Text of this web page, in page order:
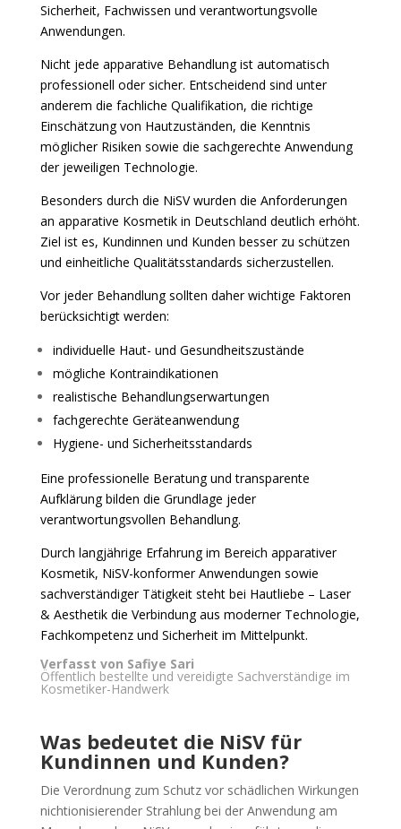
Sicherheit, Fachwissen und verantwortungsvolle
Anwendungen.
Nicht jede apparative Behandlung ist automatisch
professionell oder sicher. Entscheidend sind unter
anderem die fachliche Qualifikation, die richtige
Einschätzung von Hautzuständen, die Kenntnis
möglicher Risiken sowie die sachgerechte Anwendung
der jeweiligen Technologie.
Besonders durch die NiSV wurden die Anforderungen
an apparative Kosmetik in Deutschland deutlich erhöht.
Ziel ist es, Kundinnen und Kunden besser zu schützen
und einheitliche Qualitätsstandards sicherzustellen.
Vor jeder Behandlung sollten daher wichtige Faktoren
berücksichtigt werden:
individuelle Haut- und Gesundheitszustände
mögliche Kontraindikationen
realistische Behandlungserwartungen
fachgerechte Geräteanwendung
Hygiene- und Sicherheitsstandards
Eine professionelle Beratung und transparente
Aufklärung bilden die Grundlage jeder
verantwortungsvollen Behandlung.
Durch langjährige Erfahrung im Bereich apparativer
Kosmetik, NiSV-konformer Anwendungen sowie
sachverständiger Tätigkeit steht bei Hautliebe – Laser
& Aesthetik die Verbindung aus moderner Technologie,
Fachkompetenz und Sicherheit im Mittelpunkt.
Verfasst von Safiye Sari
Öffentlich bestellte und vereidigte Sachverständige im
Kosmetiker-Handwerk
Was bedeutet die NiSV für
Kundinnen und Kunden?
Die Verordnung zum Schutz vor schädlichen Wirkungen
nichtionisierender Strahlung bei der Anwendung am